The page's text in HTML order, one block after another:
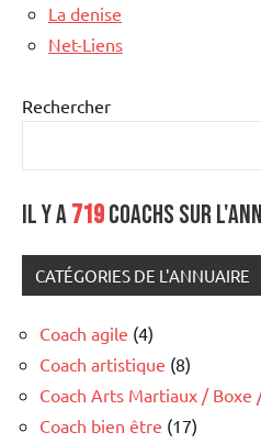
La denise
Net-Liens
Rechercher
Il y a719coachs sur
CATÉGORIES DE L'ANNUAIRE
Coach agile (4)
Coach artistique (8)
Coach Arts Martiaux / Boxe
Coach bien être (17)